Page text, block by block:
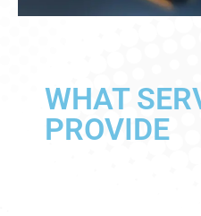
WHAT
PROVIDE